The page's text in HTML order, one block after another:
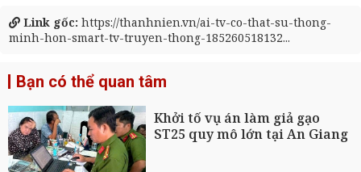
Link gốc: https://thanhnien.vn/ai-tv-co-that-su-thong-
minh-hon-smart-tv-truyen-thong-185260518132...
Bạn có thể quan tâm
Khởi tố vụ án làm giả gạo
ST25 quy mô lớn tại An Giang